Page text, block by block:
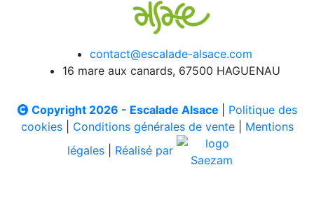
contact@escalade-alsace.com
16 mare aux canards, 67500 HAGUENAU
Copyright 2026 - Escalade Alsace
Politique des
cookies| Conditions générales de vente| Mentions
légales
Réalisé par